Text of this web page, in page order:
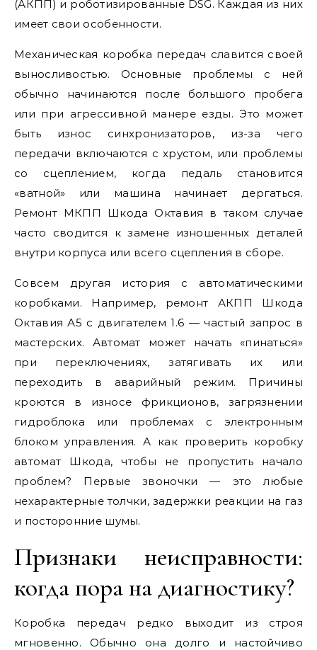
(АКПП) и роботизированные DSG. Каждая из них
имеет свои особенности.
Механическая коробка передач славится своей
выносливостью. Основные проблемы с ней
обычно начинаются после большого пробега
или при агрессивной манере езды. Это может
быть износ синхронизаторов, из-за чего
передачи включаются с хрустом, или проблемы
со сцеплением, когда педаль становится
«ватной» или машина начинает дергаться.
Ремонт МКПП Шкода Октавия в таком случае
часто сводится к замене изношенных деталей
внутри корпуса или всего сцепления в сборе.
Совсем другая история с автоматическими
коробками. Например, ремонт АКПП Шкода
Октавия А5 с двигателем 1.6 — частый запрос в
мастерских. Автомат может начать «пинаться»
при переключениях, затягивать их или
переходить в аварийный режим. Причины
кроются в износе фрикционов, загрязнении
гидроблока или проблемах с электронным
блоком управления. А как проверить коробку
автомат Шкода, чтобы не пропустить начало
проблем? Первые звоночки — это любые
нехарактерные толчки, задержки реакции на газ
и посторонние шумы.
Признаки неисправности:
когда пора на диагностику?
Коробка передач редко выходит из строя
мгновенно. Обычно она долго и настойчиво